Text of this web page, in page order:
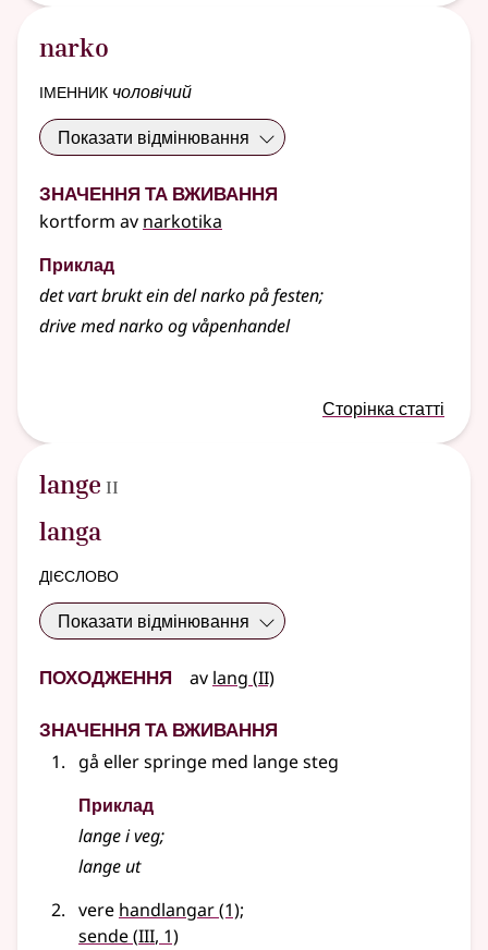
narko
іменник чоловічий
Показати відмінювання
Значення та вживання
kortform av narkotika
Приклад
det vart brukt ein del narko på festen;
drive med narko og våpenhandel
Сторінка статті
lange 2
II
langa
дієслово
Показати відмінювання
Походження av lang (2
II)
Значення та вживання
gå ellerspringe med lange steg
Приклад
lange i veg;
lange ut
vere handlangar(1);
sende(3
III, 1)